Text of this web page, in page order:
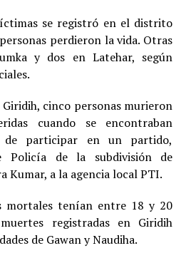
se registró en el distrito
perdieron la vida. Otras
y dos en Latehar, según
cinco personas murieron
cuando se encontraban
de participar en un partido,
de la subdivisión de
Kumar, a la agencia local PTI.
mortales tenían entre 18 y 20
registradas en Giridih
de Gawan y Naudiha.